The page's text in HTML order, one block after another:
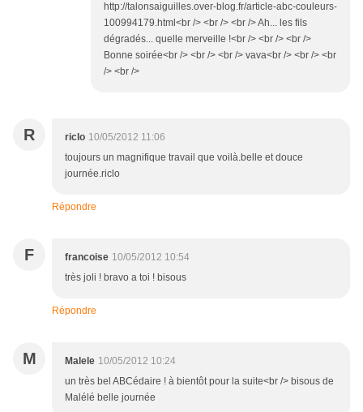
http://talonsaiguilles.over-blog.fr/article-abc-couleurs-
100994179.html<br /> <br /> <br /> Ah... les fils
dégradés... quelle merveille !<br /> <br /> <br />
Bonne soirée<br /> <br /> <br /> vava<br /> <br /> <br
/> <br />
R riclo 10/05/2012 11:06
toujours un magnifique travail que voilà.belle et douce
journée.riclo
Répondre
F francoise 10/05/2012 10:54
très joli ! bravo a toi ! bisous
Répondre
M Malele 10/05/2012 10:24
un très bel ABCédaire ! à bientôt pour la suite<br /> bisous de
Malélé belle journée